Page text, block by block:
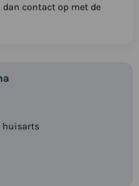
dan contact op met de
huisarts